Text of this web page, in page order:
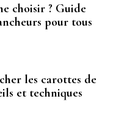
choisir ? Guide
pour tous
les carottes de
et techniques